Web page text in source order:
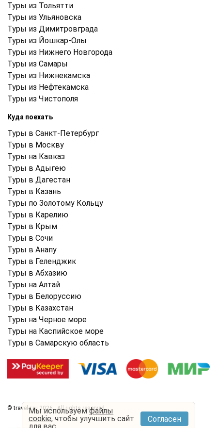
Туры из Тольятти
Туры из Ульяновска
Туры из Димитровграда
Туры из Йошкар-Олы
Туры из Нижнего Новгорода
Туры из Самары
Туры из Нижнекамска
Туры из Нефтекамска
Туры из Чистополя
Куда поехать
Туры в Санкт-Петербург
Туры в Москву
Туры на Кавказ
Туры в Адыгею
Туры в Дагестан
Туры в Казань
Туры по Золотому Кольцу
Туры в Карелию
Туры в Крым
Туры в Cочи
Туры в Анапу
Туры в Геленджик
Туры в Абхазию
Туры на Алтай
Туры в Белоруссию
Туры в Казахстан
Туры на Черное море
Туры на Каспийское море
Туры в Самарскую область
© travel-r.ru 2026 . All rights reserved.
Условия использования
Политика конфиденциальности
Мы используемфайлы
cookie, чтобы улучшить сайт
Согласен